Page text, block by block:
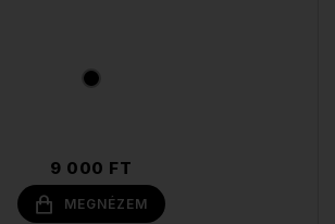
9 000 FT
MEGNÉZEM